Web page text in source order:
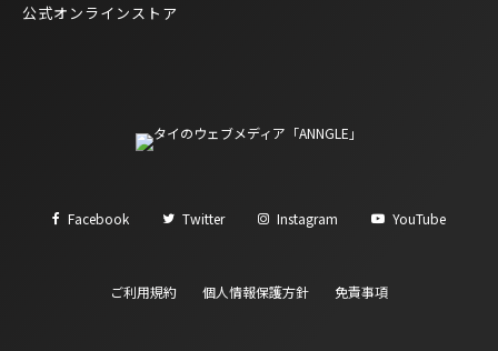
公式オンラインストア
Facebook Twitter Instagram YouTube
ご利用規約 個人情報保護方針 免責事項